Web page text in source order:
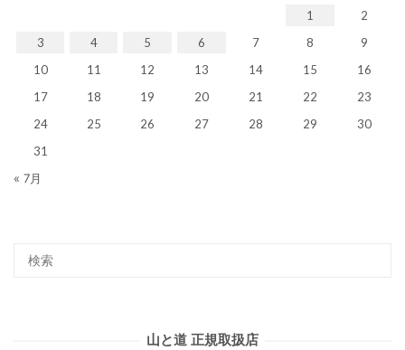
1
2
3
4 5 6 7 8
9
10
11 12 13 14 15
16
17
18 19 20 21 22
23
24
25 26 27 28 29
30
31
« 7月
山と道 正規取扱店